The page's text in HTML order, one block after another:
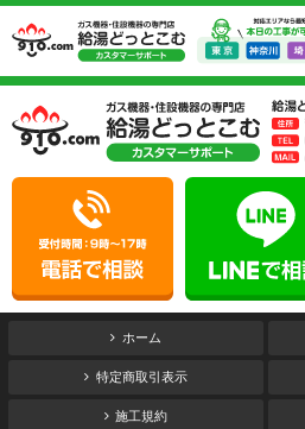
ホーム
特定商取引表示
施工規約